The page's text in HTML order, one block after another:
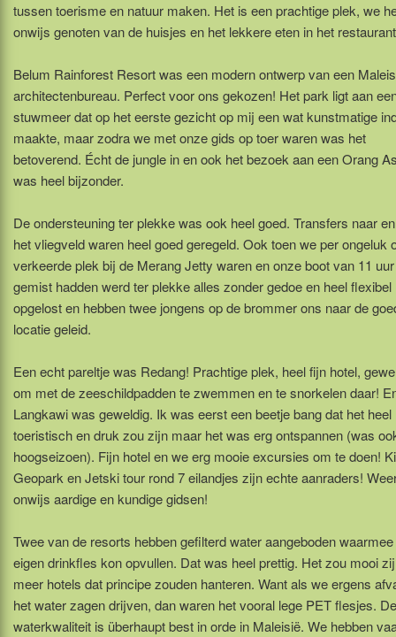
tussen toerisme en natuur maken. Het is een prachtige plek, we
onwijs genoten van de huisjes en het lekkere eten in het
Belum Rainforest Resort was een modern ontwerp van een
architectenbureau. Perfect voor ons gekozen! Het park ligt aan
stuwmeer dat op het eerste gezicht op mij een wat kunstmatige
maakte, maar zodra we met onze gids op toer waren was het
betoverend. Écht de jungle in en ook het bezoek aan een Orang
was heel bijzonder.
De ondersteuning ter plekke was ook heel goed. Transfers naar
het vliegveld waren heel goed geregeld. Ook toen we per ongeluk
verkeerde plek bij de Merang Jetty waren en onze boot van 11 uur
gemist hadden werd ter plekke alles zonder gedoe en heel flexibel
opgelost en hebben twee jongens op de brommer ons naar de
locatie geleid.
Een echt pareltje was Redang! Prachtige plek, heel fijn hotel,
om met de zeeschildpadden te zwemmen en te snorkelen daar!
Langkawi was geweldig. Ik was eerst een beetje bang dat het heel
toeristisch en druk zou zijn maar het was erg ontspannen (was
hoogseizoen). Fijn hotel en we erg mooie excursies om te doen!
Geopark en Jetski tour rond 7 eilandjes zijn echte aanraders!
onwijs aardige en kundige gidsen!
Twee van de resorts hebben gefilterd water aangeboden
eigen drinkfles kon opvullen. Dat was heel prettig. Het zou mooi
meer hotels dat principe zouden hanteren. Want als we ergens
het water zagen drijven, dan waren het vooral lege PET flesjes. De
waterkwaliteit is überhaupt best in orde in Maleisië. We hebben